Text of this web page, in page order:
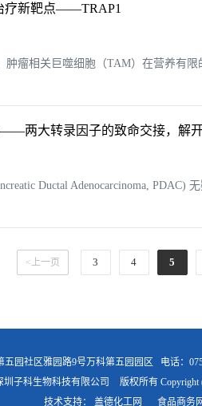
疗新靶点——TRAP1
瘤相关巨噬细胞（TAM）在营养有
两大转录因子的致命交接，解
Ductal Adenocarcinoma,
<上一页 3 4 5
五园社区雅园路9号万科第五园园区 电话：
圳子科生物科技有限公司
版权所有 Copyright
技术支持： 盖德化工网 食品商务